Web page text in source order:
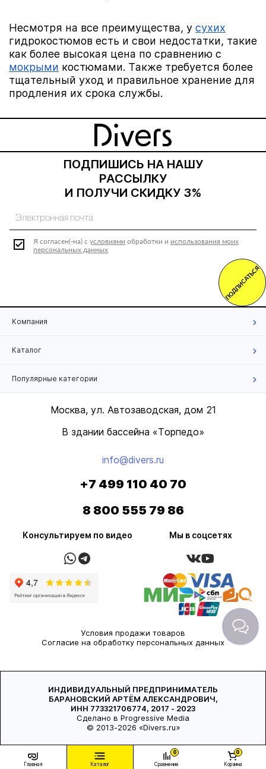
Несмотря на все преимущества, у сухих
гидрокостюмов есть и свои недостатки, такие
как более высокая цена по сравнению с
мокрыми костюмами. Также требуется более
тщательный уход и правильное хранение для
продления их срока службы.
Главная Каталог
0
Сравнение
0
Корзина
ПОДПИШИСЬ НА НАШУ
РАССЫЛКУ
И ПОЛУЧИ СКИДКУ 3%
Я согласен(-на) с условиями обработки и использования моих
персональных данных
ПОДПИСАТЬСЯ
Компания
Каталог
Популярные категории
Москва, ул. Автозаводская, дом 21
В здании бассейна «Торпедо»
info@divers.ru
Консультируем по видео Мы в соцсетях
+7 499 110 40 70
8 800 555 79 86
Условия продажи товаров
Согласие на обработку персональных данных
© 2013-2026 «Divers.ru»
ИНДИВИДУАЛЬНЫЙ ПРЕДПРИНИМАТЕЛЬ
БАРАНОВСКИЙ АРТЁМ АЛЕКСАНДРОВИЧ,
ИНН 773321706774, 2017 - 2023
Сделано в Progressive Media